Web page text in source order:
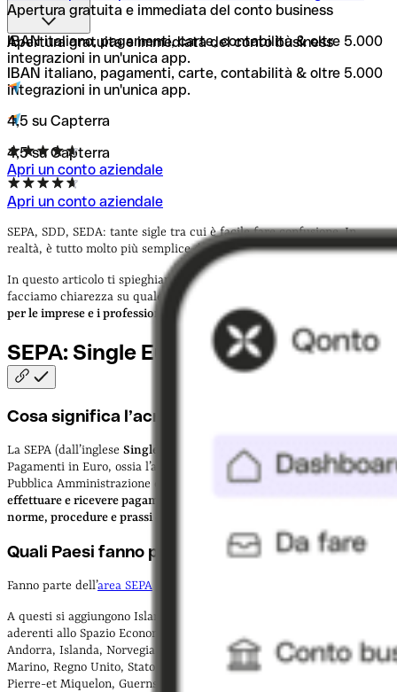
Apertura gratuita e immediata del conto business
IBAN italiano, pagamenti, carte, contabilità & oltre 5.000
integrazioni in un'unica app.
4,5 su Capterra
Apri un conto aziendale
SEPA: Single Euro Payments Area SDD: Sepa Direct Debit
SEDA: Sepa-compliant Electronic Database Alignment
Apertura gratuita e immediata del conto business
IBAN italiano, pagamenti, carte, contabilità & oltre 5.000
integrazioni in un'unica app.
4,5 su Capterra
Apri un conto aziendale
SEPA, SDD, SEDA: tante sigle tra cui è facile fare confusione. In
realtà, è tutto molto più semplice di quello che sembra.
In questo articolo ti spieghiamo il significato di questi acronimi e
facciamo chiarezza su quale sia il loro utilizzo e
per le imprese e i professionisti.
SEPA: Single Euro PaymentsArea
Cosa significa l’acronimo SEPA?
La SEPA (dall’inglese Single Euro Payments Area
) è l’Area Unica dei
Pagamenti in Euro, ossia l’area in cui il cittadino, l’impresa, la
Pubblica Amministrazione e gli altri operatori economici possono
effettuare e ricevere pagamenti in euro, sulla base delle stesse
norme, procedure e prassi di mercato.
Quali Paesi fanno parte dell’area SEPA?
Fanno parte dell’area SEPA
A questi si aggiungono Islanda, Norvegia, Liechtenstein - Paesi
aderenti allo Spazio Economico Europeo EEA - e i Paesi Extra EEA
Andorra, Islanda, Norvegia, Svizzera, Liechtenstein, Monaco, San
Marino, Regno Unito, Stato della Città del Vaticano, Mayotte, Saint-
Pierre-et Miquelon, Guernsey, Jersey e Isola di Man. (